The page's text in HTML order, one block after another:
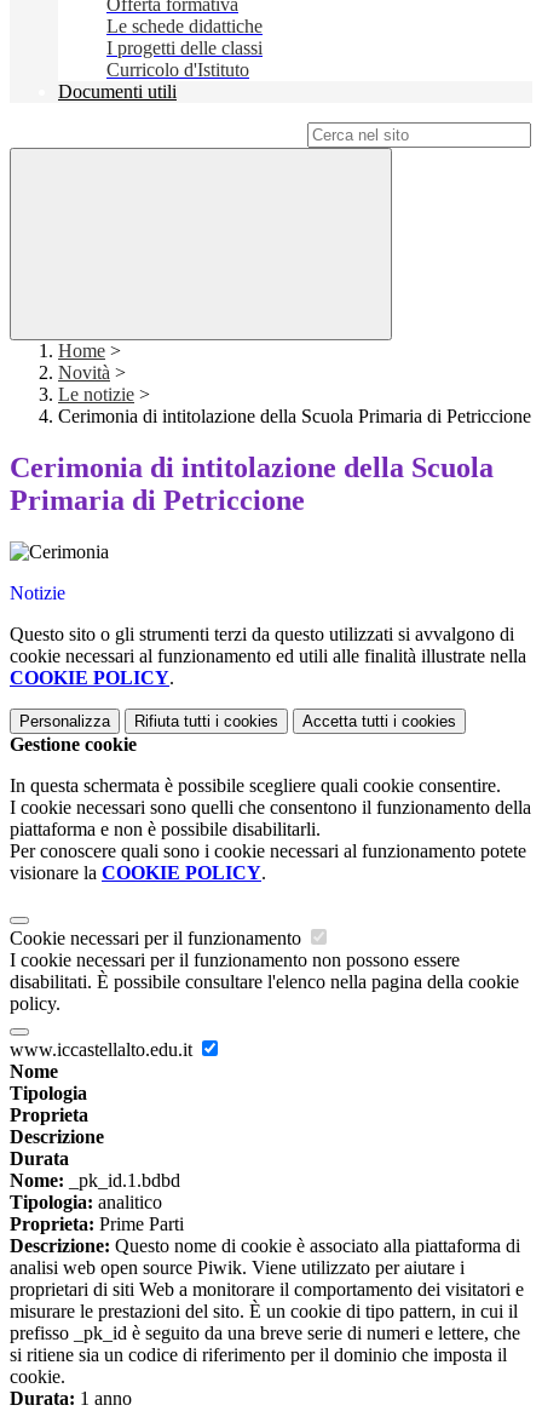
Offerta formativa
Le schede didattiche
I progetti delle classi
Curricolo d'Istituto
Documenti utili
Home >
Novità >
Le notizie >
Cerimonia di intitolazione della Scuola Primaria di Petriccione
Cerimonia di intitolazione della Scuola
Primaria di Petriccione
Notizie
Questo sito o gli strumenti terzi da questo utilizzati si avvalgono di
cookie necessari al funzionamento ed utili alle finalità illustrate nella
COOKIE POLICY.
Personalizza Rifiuta tutti i cookies Accetta tutti i cookies
Gestione cookie
In questa schermata è possibile scegliere quali cookie consentire.
I cookie necessari sono quelli che consentono il funzionamento della
piattaforma e non è possibile disabilitarli.
Per conoscere quali sono i cookie necessari al funzionamento potete
visionare la COOKIE POLICY.
Cookie necessari per il funzionamento
I cookie necessari per il funzionamento non possono essere
disabilitati. È possibile consultare l'elenco nella pagina della cookie
policy.
www.iccastellalto.edu.it
Nome
Tipologia
Proprieta
Descrizione
Durata
Nome: _pk_id.1.bdbd
Tipologia: analitico
Proprieta: Prime Parti
Descrizione: Questo nome di cookie è associato alla piattaforma di
analisi web open source Piwik. Viene utilizzato per aiutare i
proprietari di siti Web a monitorare il comportamento dei visitatori e
misurare le prestazioni del sito. È un cookie di tipo pattern, in cui il
prefisso _pk_id è seguito da una breve serie di numeri e lettere, che
si ritiene sia un codice di riferimento per il dominio che imposta il
cookie.
Durata: 1 anno